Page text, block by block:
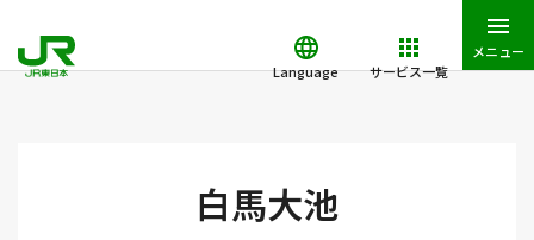
Language サービス一覧
メニュー
白馬大池